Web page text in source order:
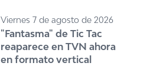
Viernes 7 de agosto de 2026
"Fantasma" de Tic Tac
reaparece en TVN ahora
en formato vertical